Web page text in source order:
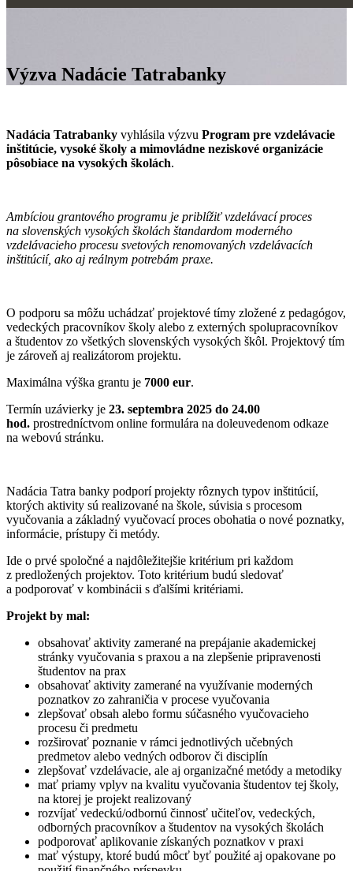
Výzva Nadácie Tatrabanky
Nadácia Tatrabanky vyhlásila výzvu Program pre vzdelávacie
inštitúcie, vysoké školy a mimovládne neziskové organizácie
pôsobiace na vysokých školách.
Ambíciou grantového programu je priblížiť vzdelávací proces
na slovenských vysokých školách štandardom moderného
vzdelávacieho procesu svetových renomovaných vzdelávacích
inštitúcií, ako aj reálnym potrebám praxe.
O podporu sa môžu uchádzať projektové tímy zložené z pedagógov,
vedeckých pracovníkov školy alebo z externých spolupracovníkov
a študentov zo všetkých slovenských vysokých škôl. Projektový tím
je zároveň aj realizátorom projektu.
Maximálna výška grantu je 7000 eur.
Termín uzávierky je 23. septembra 2025 do 24.00
hod. prostredníctvom online formulára na doleuvedenom odkaze
na webovú stránku.
Nadácia Tatra banky podporí projekty rôznych typov inštitúcií,
ktorých aktivity sú realizované na škole, súvisia s procesom
vyučovania a základný vyučovací proces obohatia o nové poznatky,
informácie, prístupy či metódy.
Ide o prvé spoločné a najdôležitejšie kritérium pri každom
z predložených projektov. Toto kritérium budú sledovať
a podporovať v kombinácii s ďalšími kritériami.
Projekt by mal:
obsahovať aktivity zamerané na prepájanie akademickej
stránky vyučovania s praxou a na zlepšenie pripravenosti
študentov na prax
obsahovať aktivity zamerané na využívanie moderných
poznatkov zo zahraničia v procese vyučovania
zlepšovať obsah alebo formu súčasného vyučovacieho
procesu či predmetu
rozširovať poznanie v rámci jednotlivých učebných
predmetov alebo vedných odborov či disciplín
zlepšovať vzdelávacie, ale aj organizačné metódy a metodiky
mať priamy vplyv na kvalitu vyučovania študentov tej školy,
na ktorej je projekt realizovaný
rozvíjať vedeckú/odbornú činnosť učiteľov, vedeckých,
odborných pracovníkov a študentov na vysokých školách
podporovať aplikovanie získaných poznatkov v praxi
mať výstupy, ktoré budú môcť byť použité aj opakovane po